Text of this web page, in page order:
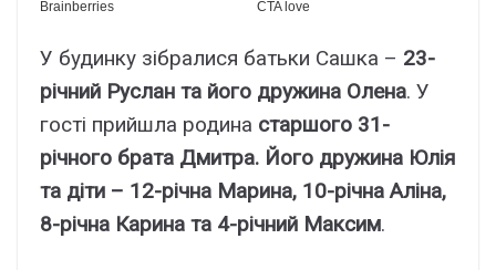
У будинку зібралися батьки Сашка – 23-
річний Руслан та його дружина Олена. У
гості прийшла родина старшого 31-
річного брата Дмитра. Його дружина Юлія
та діти – 12-річна Марина, 10-річна Аліна,
8-річна Карина та 4-річний Максим.